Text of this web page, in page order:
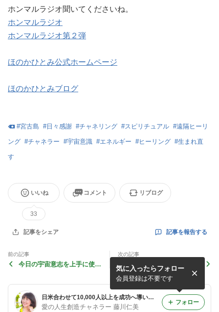
ホンマルラジオ聞いてくださいね。
ホンマルラジオ
ホンマルラジオ第２弾
ほのかひとみ公式ホームページ
ほのかひとみブログ
#宮古島 #日々感謝 #チャネリング #スピリチュアル #遠隔ヒーリ
ング #チャネラー #宇宙意識 #エネルギー #ヒーリング #生まれ直
す
いいね
33
コメント リブログ
記事をシェア 記事を報告する
前の記事
今日の宇宙意志を上手に使
次の記事
明日で締め切りますよ〜
日米合わせて10,000人以上を成功へ導いた超強力メソッド
愛の人生創造チャネラー 藤川仁美
気に入ったらフォロー
会員登録は不要です
フォロー